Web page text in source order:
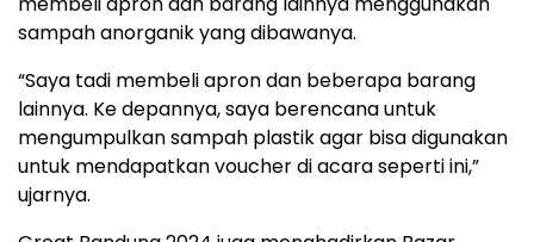
sampah anorganik yang dibawanya.
“Saya tadi membeli apron dan beberapa barang
lainnya. Ke depannya, saya berencana untuk
mengumpulkan sampah plastik agar bisa digunakan
untuk mendapatkan voucher di acara seperti ini,”
ujarnya.